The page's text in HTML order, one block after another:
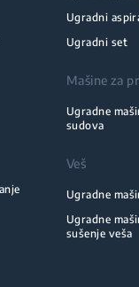
Ugradni
Ugradni set
Mašine za
Ugradne
sudova
Veš
Ugradne
Ugradne
sušenje veša